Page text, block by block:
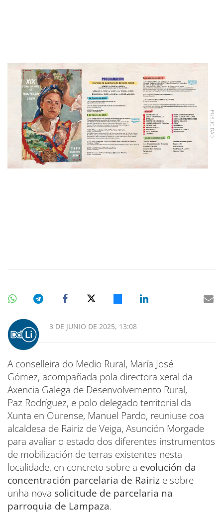
3 DE JUNIO DE 2025, 13:08
A conselleira do Medio Rural, María José
Gómez, acompañada pola directora xeral da
Axencia Galega de Desenvolvemento Rural,
Paz Rodríguez, e polo delegado territorial da
Xunta en Ourense, Manuel Pardo, reuniuse coa
alcaldesa de Rairiz de Veiga, Asunción Morgade
para avaliar o estado dos diferentes instrumentos
de mobilización de terras existentes nesta
localidade, en concreto sobre a evolución da
concentración parcelaria de Rairiz e sobre
unha nova solicitude de parcelaria na
parroquia de Lampaza.